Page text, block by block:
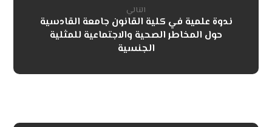
التالي
ندوة علمية في كلية القانون جامعة القادسية
حول المخاطر الصحية والاجتماعية للمثلية
الجنسية